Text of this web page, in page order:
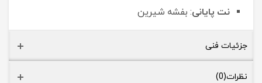
نت پایانی: بفشه شیرین
جزئیات فنی
نظرات(0)